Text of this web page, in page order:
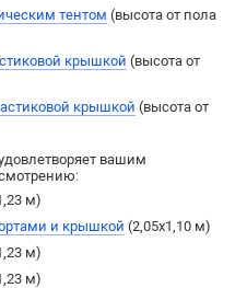
тентом (выcота от пола
крышкой (высота от
крышкой (высота от
вашим
м)
и крышкой (2,05х1,10 м)
м)
м)